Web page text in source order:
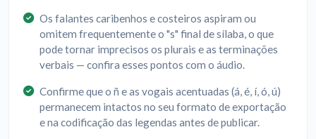
Os falantes caribenhos e costeiros aspiram ou
omitem frequentemente o "s" final de sílaba, o que
pode tornar imprecisos os plurais e as terminações
verbais — confira esses pontos com o áudio.
Confirme que o ñ e as vogais acentuadas (á, é, í, ó, ú)
permanecem intactos no seu formato de exportação
e na codificação das legendas antes de publicar.